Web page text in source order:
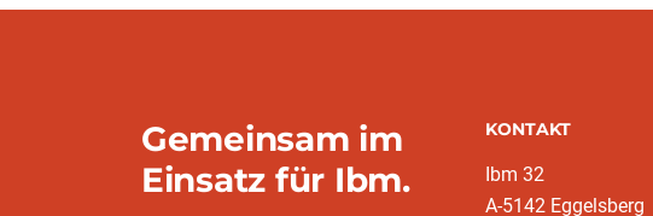
Gemeinsam im
Einsatz für Ibm.
KONTAKT
Ibm 32
A-5142 Eggelsberg